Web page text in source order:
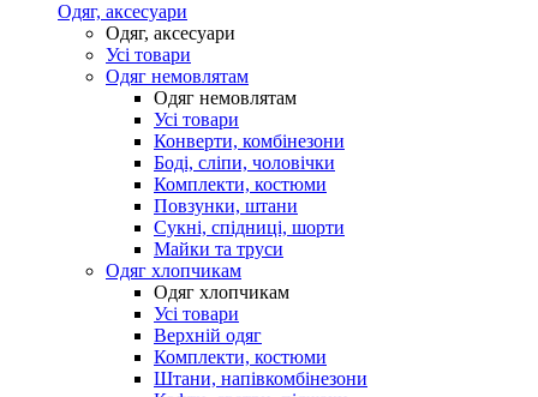
Одяг, аксесуари
Одяг, аксесуари
Усі товари
Одяг немовлятам
Одяг немовлятам
Усі товари
Конверти, комбінезони
Боді, сліпи, чоловічки
Комплекти, костюми
Повзунки, штани
Сукні, спідниці, шорти
Майки та труси
Одяг хлопчикам
Одяг хлопчикам
Усі товари
Верхній одяг
Комплекти, костюми
Штани, напівкомбінезони